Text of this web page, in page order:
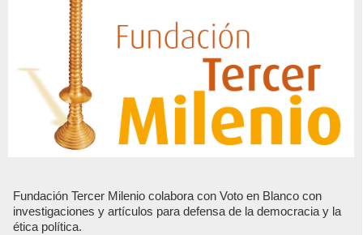
Fundación Tercer Milenio colabora con Voto en Blanco con
investigaciones y artículos para defensa de la democracia y la
ética política.